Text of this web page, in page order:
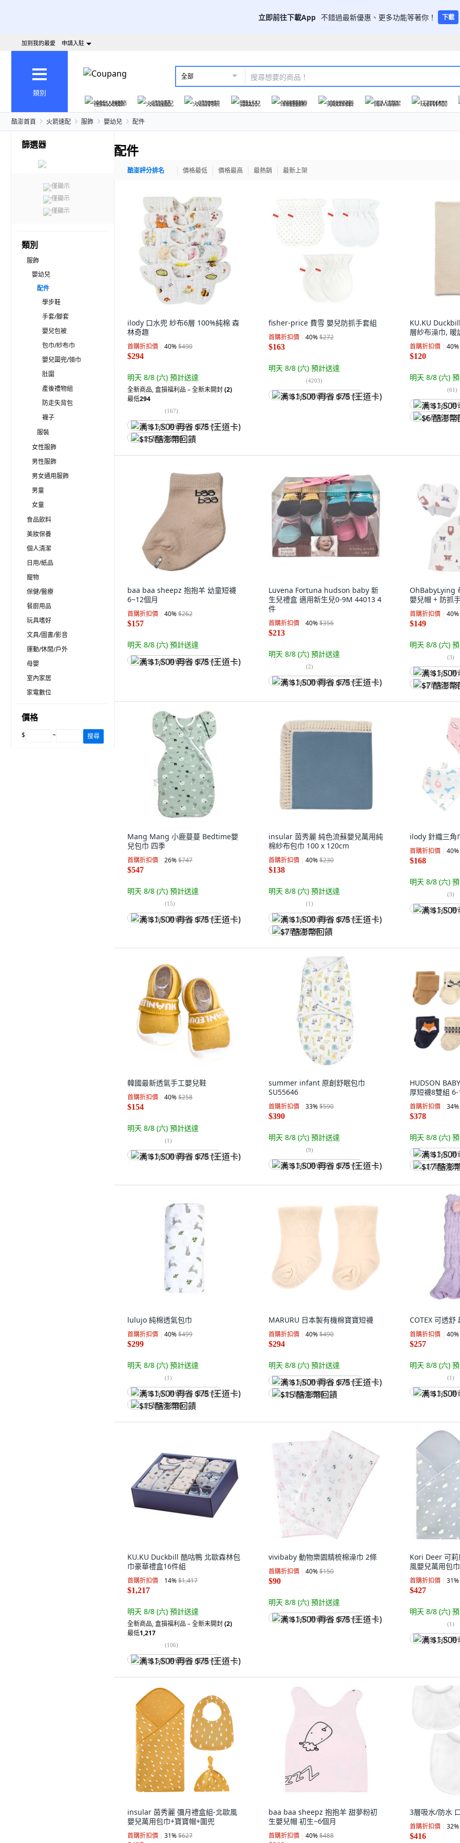
立即前往下載App 不錯過最新優惠、更多功能等著你！ 下載
加到我的最愛 申請入駐
類別
全部
爸氣父親節 火箭速配 火箭跨境 嬰幼兒 保健醫療 美妝保養 個人清潔 玩具休閒
酷澎首頁 火箭速配 服飾 嬰幼兒 配件
篩選器
僅顯示
僅顯示
僅顯示
類別
服飾
嬰幼兒
配件
學步鞋
手套/腳套
嬰兒包被
包巾/紗布巾
嬰兒圍兜/領巾
肚圍
產後禮物組
防走失背包
襪子
服裝
女性服飾
男性服飾
男女通用服飾
男童
女童
食品飲料
美妝保養
個人清潔
日用/紙品
寵物
保健/醫療
餐廚用品
玩具嗜好
文具/圖書/影音
運動/休閒/戶外
母嬰
室內家居
家電數位
價格
$ ~ 搜尋
配件
酷澎評分排名 價格最低 價格最高 最熱銷 最新上架
ilody 口水兜 紗布6層 100%純棉 森
林奇趣
首購折扣價 40%$490
$294
明天 8/8 (六) 預計送達
全新商品,盒損福利品 – 全新未開封(2)
最低294
(167)
满 $1,500 再省 $75 (王道卡)
$15 酷澎幣回饋
fisher-price 費雪 嬰兒防抓手套組
首購折扣價 40%$272
$163
明天 8/8 (六) 預計送達
(4203)
满 $1,500 再省 $75 (王道卡)
KU.KU
層紗布澡巾, 暖
首購折扣價 40%
$120
明天 8/8 (六)
(61)
满 $1,500 再
$6 酷澎幣回
baa baa sheepz 抱抱羊 幼童短襪
6~12個月
首購折扣價 40%$262
$157
明天 8/8 (六) 預計送達
满 $1,500 再省 $75 (王道卡)
Luvena Fortuna hudson baby 新
生兒禮盒 適用新生兒0-9M 44013 4
件
首購折扣價 40%$356
$213
明天 8/8 (六) 預計送達
(2)
满 $1,500 再省 $75 (王道卡)
OhBabyLying
嬰兒帽 + 防抓
首購折扣價 40%
$149
明天 8/8 (六)
(3)
满 $1,500 再
$7 酷澎幣回
Mang Mang 小鹿蔓蔓 Bedtime嬰
兒包巾 四季
首購折扣價 26%$747
$547
明天 8/8 (六) 預計送達
(15)
满 $1,500 再省 $75 (王道卡)
insular 茵秀麗 純色流蘇嬰兒萬用純
棉紗布包巾 100 x 120cm
首購折扣價 40%$230
$138
明天 8/8 (六) 預計送達
(1)
满 $1,500 再省 $75 (王道卡)
$7 酷澎幣回饋
ilody 針織三角
首購折扣價 40%
$168
明天 8/8 (六)
(3)
满 $1,500 再
韓國最新透氣手工嬰兒鞋
首購折扣價 40%$258
$154
明天 8/8 (六) 預計送達
(1)
满 $1,500 再省 $75 (王道卡)
summer infant 原創舒眠包巾
SU55646
首購折扣價 33%$590
$390
明天 8/8 (六) 預計送達
(9)
满 $1,500 再省 $75 (王道卡)
HUDSON
厚短襪8雙組
首購折扣價 34%
$378
明天 8/8 (六)
满 $1,500 再
$17 酷澎幣
lulujo 純棉透氣包巾
首購折扣價 40%$499
$299
明天 8/8 (六) 預計送達
(1)
满 $1,500 再省 $75 (王道卡)
$15 酷澎幣回饋
MARURU 日本製有機棉寶寶短襪
首購折扣價 40%$490
$294
明天 8/8 (六) 預計送達
满 $1,500 再省 $75 (王道卡)
$15 酷澎幣回饋
COTEX 可透
首購折扣價 40%
$257
明天 8/8 (六)
(1)
满 $1,500 再
KU.KU Duckbill 酷咕鴨 北歐森林包
巾豪華禮盒16件組
首購折扣價 14%$1,417
$1,217
明天 8/8 (六) 預計送達
全新商品,盒損福利品 – 全新未開封(2)
最低1,217
(106)
满 $1,500 再省 $75 (王道卡)
vivibaby 動物樂園精梳棉澡巾 2條
首購折扣價 40%$150
$90
明天 8/8 (六) 預計送達
满 $1,500 再省 $75 (王道卡)
Kori Deer 可
風嬰兒萬用包
首購折扣價 31%
$427
明天 8/8 (六)
(1)
满 $1,500 再
insular 茵秀麗 彌月禮盒組-北歐風
嬰兒萬用包巾+寶寶帽+圍兜
首購折扣價 31%$627
baa baa sheepz 抱抱羊 甜夢粉初
生嬰兒帽 初生~6個月
首購折扣價 40%$488
3層吸水/防水
首購折扣價 32%
$416